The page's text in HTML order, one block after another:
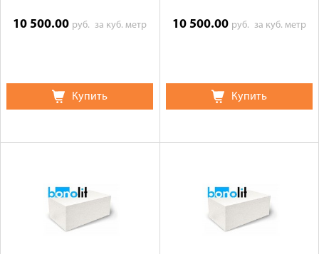
10 500.00 руб.за куб. метр
Купить
10 500.00 руб. за куб. метр
Купить